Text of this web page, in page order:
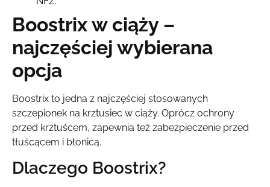
Boostrix w ciąży –
najczęściej wybierana
opcja
Boostrix to jedna z najczęściej stosowanych
szczepionek na krztusiec w ciąży. Oprócz ochrony
przed krztuścem, zapewnia też zabezpieczenie przed
tłuścącem i błonicą.
Dlaczego Boostrix?